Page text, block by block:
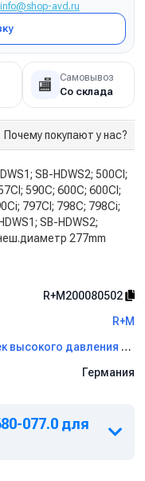
info@shop-avd.ru
🏬 Самовывоз
Со склада
Почему покупают у нас?
SB-HDWS2; 500CI;
590C; 600C; 600CI;
797CI; 798C; 798Ci;
SB-HDWS2;
277mm
R+M200080502
R+M
Ремкомплекты для моек высокого давления R+M
Германия
077.0 для